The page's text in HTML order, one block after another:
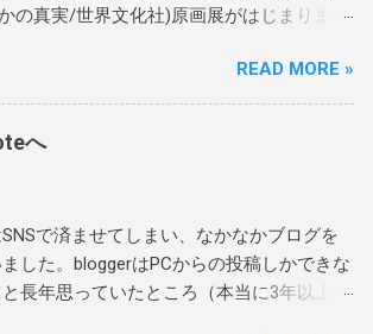
の真実/世界文化社)原画展がはじまりまし
藤えりさんに設営をお手伝いをいただき、
よあれよという間にテキパキと綺麗に飾
つけしていただきました。 本当にありがと
入れさせていただきました。 ありがとう
います！ぜひお家で楽しんで読んでもら
ら嬉しいです。 4月27日にシリーズ最終章
READ MORE »
へ
で済ませてしまい、なかなかブログを
した。bloggerはPCからの投稿しかできな
長年思っていたところ（本当に3年以上前